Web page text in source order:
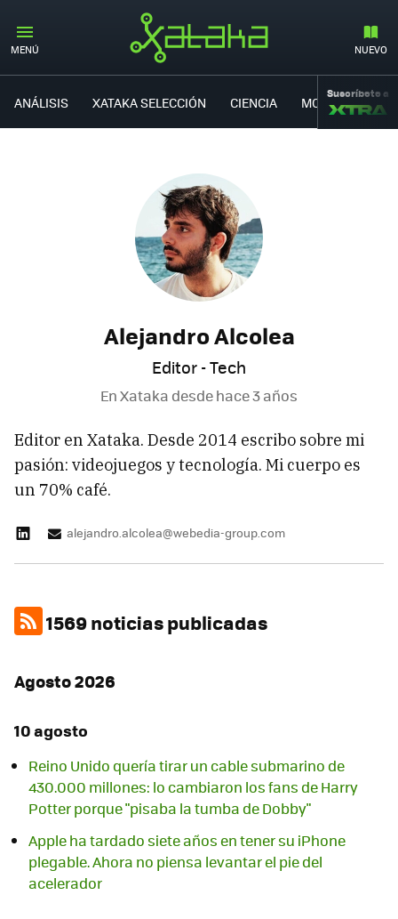
MENÚ NUEVO
ANÁLISIS XATAKA SELECCIÓN CIENCIA MOVILIDAD
Suscríbete a
Alejandro Alcolea
Editor - Tech
En Xataka desdehace 3 años
Editor en Xataka. Desde 2014 escribo sobre mi
pasión: videojuegos y tecnología. Mi cuerpo es
un 70% café.
alejandro.alcolea@webedia-group.com
1569 noticias publicadas
Agosto 2026
10 agosto
Reino Unido quería tirar un cable submarino de
430.000 millones: lo cambiaron los fans de Harry
Potter porque "pisaba la tumba de Dobby"
Apple ha tardado siete años en tener su iPhone
plegable. Ahora no piensa levantar el pie del
acelerador